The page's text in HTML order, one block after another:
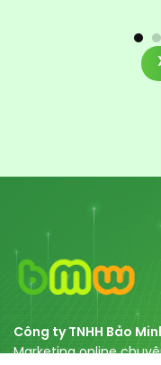
Công ty TNHH Bảo
Marketing online